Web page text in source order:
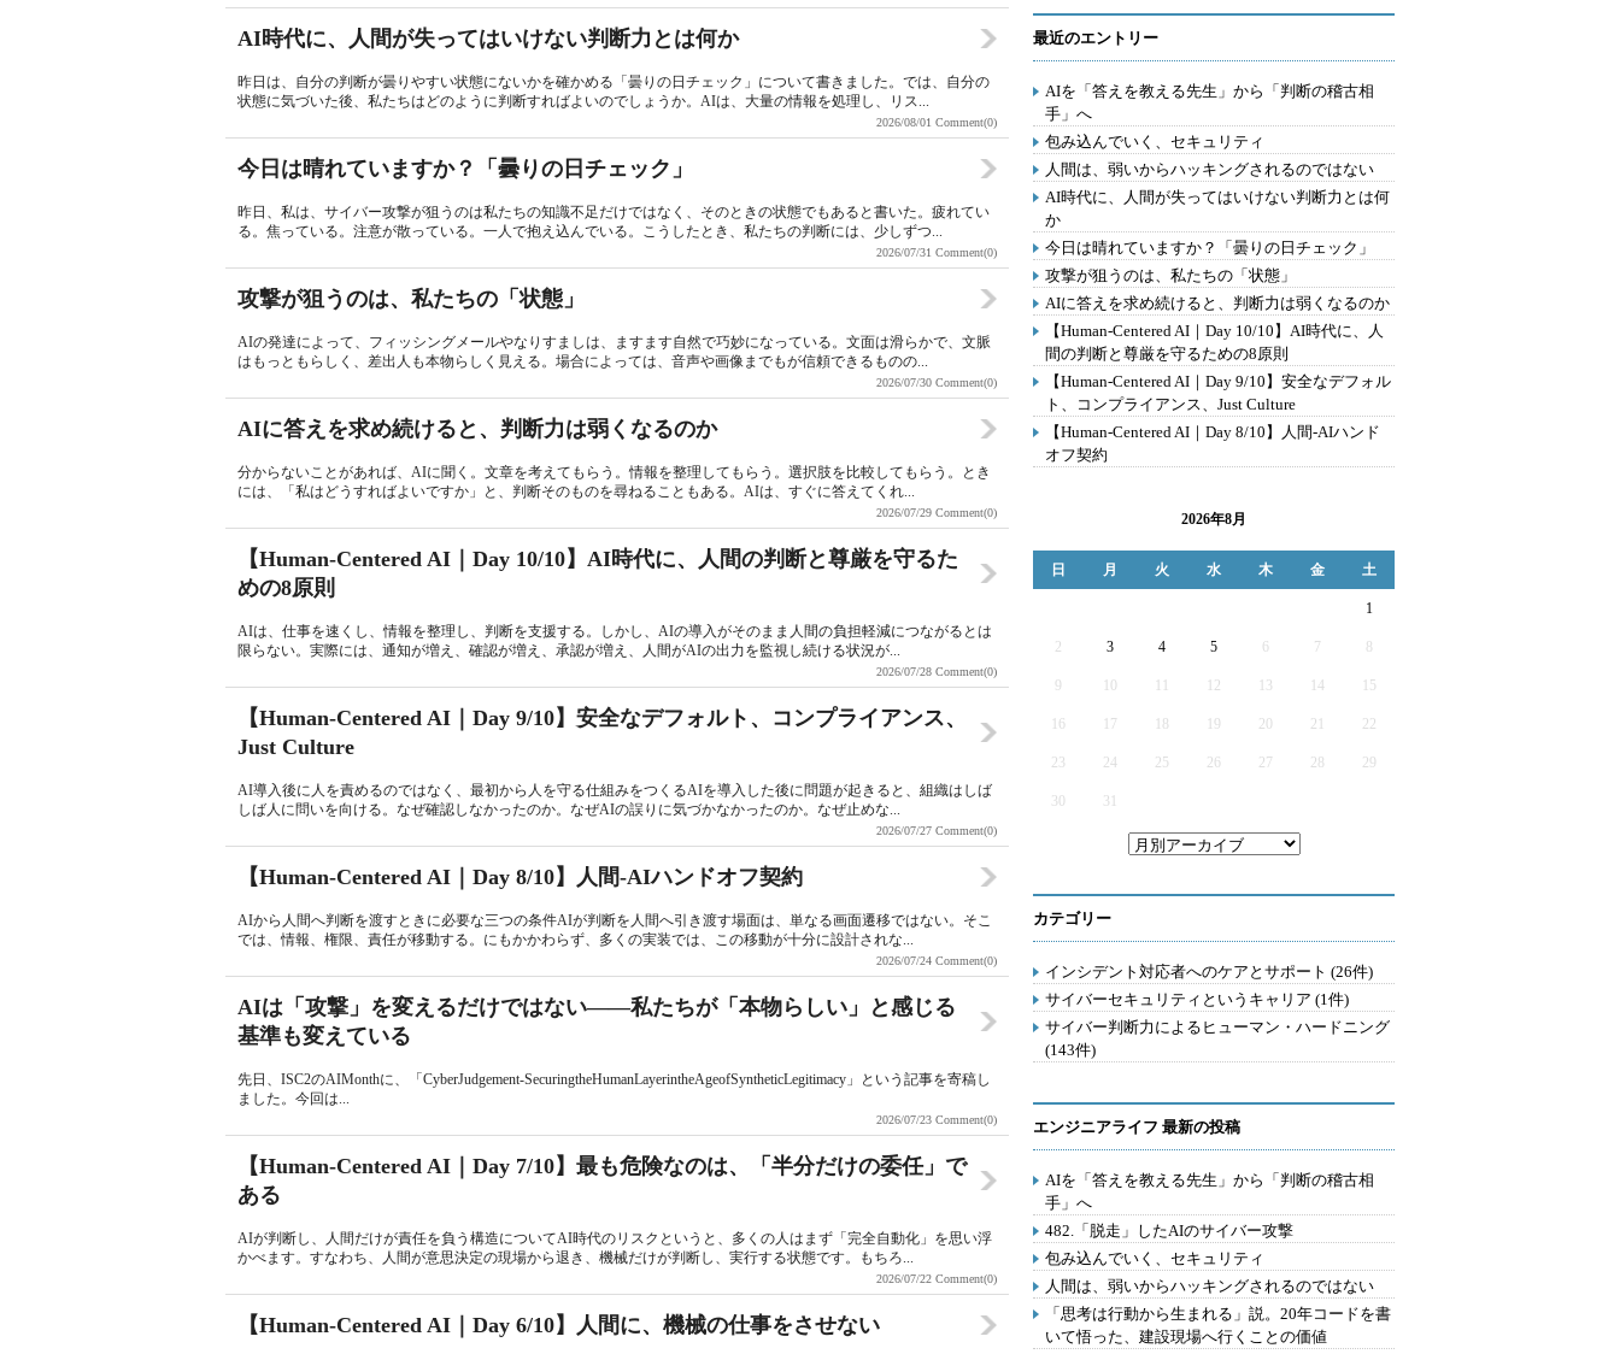
AI時代に、人間が失ってはいけない判断力とは何か
昨日は、自分の判断が曇りやすい状態にないかを確かめる「曇りの日チェック」について書きました。では、自分の
状態に気づいた後、私たちはどのように判断すればよいのでしょうか。AIは、大量の情報を処理し、リス...
2026/08/01 Comment(0)
今日は晴れていますか？「曇りの日チェック」
昨日、私は、サイバー攻撃が狙うのは私たちの知識不足だけではなく、そのときの状態でもあると書いた。疲れてい
る。焦っている。注意が散っている。一人で抱え込んでいる。こうしたとき、私たちの判断には、少しずつ...
2026/07/31 Comment(0)
攻撃が狙うのは、私たちの「状態」
AIの発達によって、フィッシングメールやなりすましは、ますます自然で巧妙になっている。文面は滑らかで、文脈
はもっともらしく、差出人も本物らしく見える。場合によっては、音声や画像までもが信頼できるものの...
2026/07/30 Comment(0)
AIに答えを求め続けると、判断力は弱くなるのか
分からないことがあれば、AIに聞く。文章を考えてもらう。情報を整理してもらう。選択肢を比較してもらう。とき
には、「私はどうすればよいですか」と、判断そのものを尋ねることもある。AIは、すぐに答えてくれ...
2026/07/29 Comment(0)
【Human-Centered AI｜Day 10/10】AI時代に、人間の判断と尊厳を守るた
めの8原則
AIは、仕事を速くし、情報を整理し、判断を支援する。しかし、AIの導入がそのまま人間の負担軽減につながるとは
限らない。実際には、通知が増え、確認が増え、承認が増え、人間がAIの出力を監視し続ける状況が...
2026/07/28 Comment(0)
【Human-Centered AI｜Day 9/10】安全なデフォルト、コンプライアンス、
Just Culture
AI導入後に人を責めるのではなく、最初から人を守る仕組みをつくるAIを導入した後に問題が起きると、組織はしば
しば人に問いを向ける。なぜ確認しなかったのか。なぜAIの誤りに気づかなかったのか。なぜ止めな...
2026/07/27 Comment(0)
【Human-Centered AI｜Day 8/10】人間-AIハンドオフ契約
AIから人間へ判断を渡すときに必要な三つの条件AIが判断を人間へ引き渡す場面は、単なる画面遷移ではない。そこ
では、情報、権限、責任が移動する。にもかかわらず、多くの実装では、この移動が十分に設計されな...
2026/07/24 Comment(0)
AIは「攻撃」を変えるだけではない――私たちが「本物らしい」と感じる
基準も変えている
先日、ISC2のAIMonthに、「CyberJudgement-SecuringtheHumanLayerintheAgeofSyntheticLegitimacy」という記事を寄稿し
ました。今回は...
2026/07/23 Comment(0)
【Human-Centered AI｜Day 7/10】最も危険なのは、「半分だけの委任」で
ある
AIが判断し、人間だけが責任を負う構造についてAI時代のリスクというと、多くの人はまず「完全自動化」を思い浮
かべます。すなわち、人間が意思決定の現場から退き、機械だけが判断し、実行する状態です。もちろ...
2026/07/22 Comment(0)
【Human-Centered AI｜Day 6/10】人間に、機械の仕事をさせない
最近のエントリー
AIを「答えを教える先生」から「判断の稽古相
手」へ
包み込んでいく、セキュリティ
人間は、弱いからハッキングされるのではない
AI時代に、人間が失ってはいけない判断力とは何
か
今日は晴れていますか？「曇りの日チェック」
攻撃が狙うのは、私たちの「状態」
AIに答えを求め続けると、判断力は弱くなるのか
【Human-Centered AI｜Day 10/10】AI時代に、人
間の判断と尊厳を守るための8原則
【Human-Centered AI｜Day 9/10】安全なデフォル
ト、コンプライアンス、Just Culture
【Human-Centered AI｜Day 8/10】人間-AIハンド
オフ契約
2026年8月
日 月 火 水 木 金 土
1
2 3 4 5 6 7
9 12 13 14 15
16 17 19 20 21 22
23 24 25 26 27 28 29
30 31
カテゴリー
インシデント対応者へのケアとサポート (26件)
サイバーセキュリティというキャリア (1件)
サイバー判断力によるヒューマン・ハードニング
(143件)
エンジニアライフ 最新の投稿
AIを「答えを教える先生」から「判断の稽古相
手」へ
482.「脱走」したAIのサイバー攻撃
包み込んでいく、セキュリティ
人間は、弱いからハッキングされるのではない
「思考は行動から生まれる」説。20年コードを書
いて悟った、建設現場へ行くことの価値